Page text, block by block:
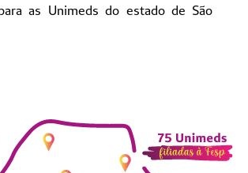
as Unimeds do estado de São